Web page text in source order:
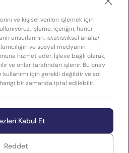
ve kişisel verileri işlemek için
İşleme, içeriğin, harici
unsurlarının, istatistiksel analiz/
ve sosyal medyanın
hizmet eder. İşleve bağlı olarak,
ve onlar tarafından işlenir. Bu onay
için gerekli değildir ve sol
bir zamanda iptal edilebilir.
Kabul Et
Reddet